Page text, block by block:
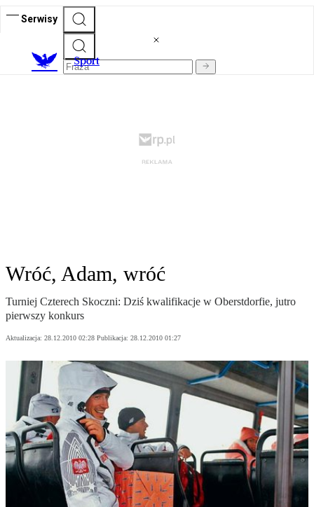
Serwisy
Sport
Wróć, Adam, wróć
Turniej Czterech Skoczni: Dziś kwalifikacje w Oberstdorfie, jutro
pierwszy konkurs
Aktualizacja: 28.12.2010 02:28 Publikacja: 28.12.2010 01:27